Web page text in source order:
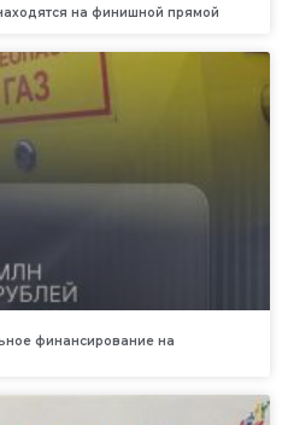
на финишной прямой
финансирование на